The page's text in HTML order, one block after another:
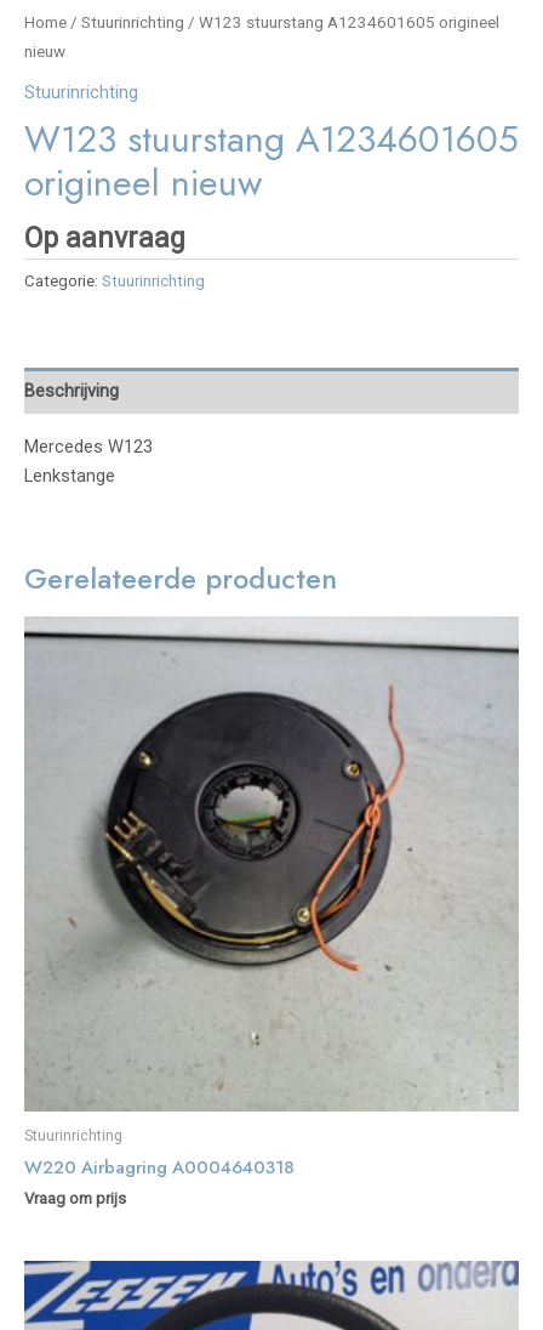
Home / Stuurinrichting / W123 stuurstang A1234601605 origineel
nieuw
Stuurinrichting
W123 stuurstang A1234601605
origineel nieuw
Op aanvraag
Categorie: Stuurinrichting
Beschrijving
Mercedes W123
Lenkstange
Gerelateerde producten
Stuurinrichting
W220 Airbagring A0004640318
Vraag om prijs